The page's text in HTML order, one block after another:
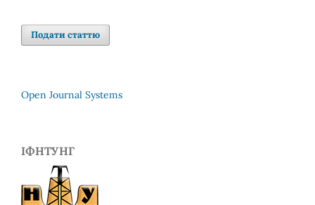
Подати статтю
Open Journal Systems
ІФНТУНГ